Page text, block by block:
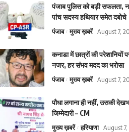
पंजाब पुलिस को बड़ी सफलता,
पांच सदस्य हथियार समेत दबोचे
पंजाब मुख्य ख़बरें August 7,
कनाडा में छात्रों की परेशानियों
नजर, हर संभव मदद का भरोसा
पंजाब मुख्य ख़बरें August 7,
पौधा लगाना ही नहीं, उसकी
जिम्मेदारी – CM
मुख्य ख़बरें हरियाणा August